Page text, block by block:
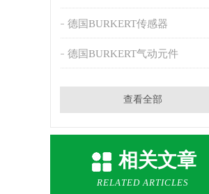
德国BURKERT传感器
德国BURKERT气动元件
查看全部
相关文章
RELATED ARTICLES